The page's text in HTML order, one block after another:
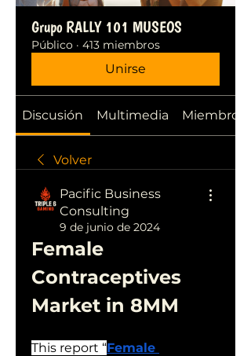
Grupo RALLY 101 MUSEOS
Público · 413 miembros
Unirse
Discusión Multimedia Miembros
Volver
Pacific Business
Consulting
9 de junio de 2024
Female
Contraceptives
Market in 8MM
This report “Female